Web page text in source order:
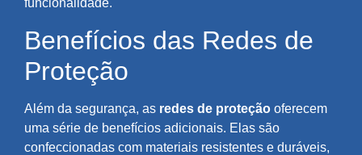
funcionalidade.
Benefícios das Redes de
Proteção
Além da segurança, as redes de proteção oferecem
uma série de benefícios adicionais. Elas são
confeccionadas com materiais resistentes e duráveis,